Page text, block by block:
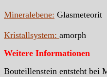
Mineralebene: Glasmeteorit
Kristallsystem: amorph
Weitere Informationen
Bouteillenstein entsteht bei